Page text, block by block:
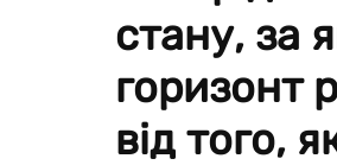
стану, за
горизонт
від того,